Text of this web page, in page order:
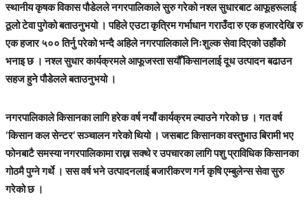
स्थानीय कृषक विकास पौडेलले नगरपालिकाले सुरु गरेको नश्ल सुधारबाट आफूहरूलाई
ठूलो टेवा पुगेको बताउनुभयो । पहिले एउटा कृत्रिम गर्भाधान गराउँदा रु एक हजारदेखि रु
एक हजार ५०० तिर्नु परेको भन्दै अहिले नगरपालिकाले निःशुल्क सेवा दिएको उहाँको
भनाइ छ । नश्ल सुधार कार्यक्रमले आफूजस्ता सयौँ किसानलाई दूध उत्पादन बढाउन
सहज हुने पौडेलले बताउनुभयो ।
नगरपालिकाले किसानका लागि हरेक वर्ष नयाँ कार्यक्रम ल्याउने गरेको छ । गत वर्ष
‘किसान कल सेन्टर’ सञ्चालन गरेको थियो । जसबाट किसानका वस्तुभाउ बिरामी भए
फोनबाटै समस्या नगरपालिकामा राख्न सक्थे र उपचारका लागि पशु प्राविधिक किसानका
गोठमै पुग्ने गर्थे । सस वर्ष भने उत्पादनलाई बजारीकरण गर्न कृषि एम्बुलेन्स सेवा सुरु
गरेको छ ।